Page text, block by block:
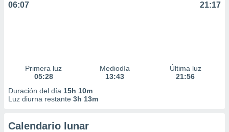
06:07 21:17
Primera luz
05:28
Mediodía
13:43
Última luz
21:56
Duración del día 15h 10m
Luz diurna restante 3h 13m
Calendario lunar